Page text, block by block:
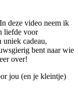
deze video neem ik
liefde voor
uniek cadeau,
bent naar wie
over!
jou (en je kleintje)